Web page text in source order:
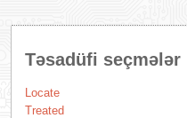
Təsadüfi seçmələr
Locate
Treated